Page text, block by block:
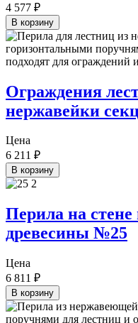
4 577 ₽
В корзину
Ограждения
нержавейки
Цена
6 211 ₽
В корзину
Перила на
древесины №25
Цена
6 811 ₽
В корзину